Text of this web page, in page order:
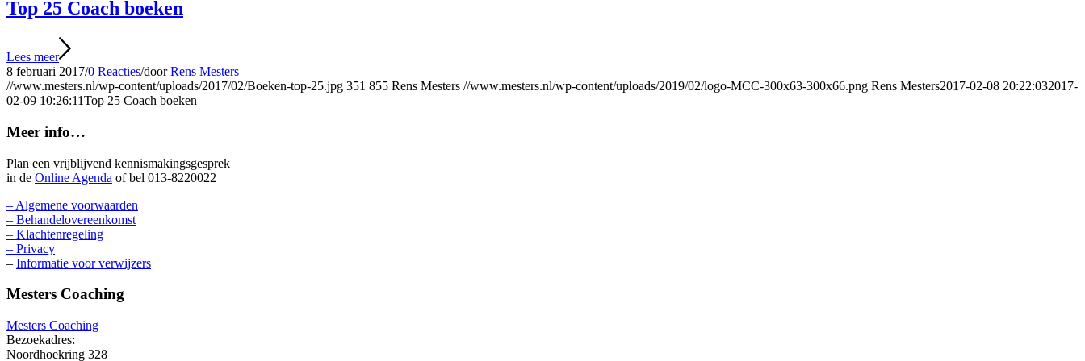
Top 25 Coach boeken
Lees meer
8 februari 2017/0 Reacties/doorRens Mesters
//www.mesters.nl/wp-content/uploads/2017/02/Boeken-top-25.jpg 351 855 Rens Mesters //www.mesters.nl/wp-content/uploads/2019/02/logo-MCC-300x63-300x66.png Rens Mesters2017-02-08 20:22:032017-
02-09 10:26:11Top 25 Coach boeken
Meer info…
Plan een vrijblijvend kennismakingsgesprek
in de Online Agenda of bel 013-8220022
– Algemene voorwaarden
– Behandelovereenkomst
– Klachtenregeling
– Privacy
– Informatie voor verwijzers
Mesters Coaching
Mesters Coaching
Bezoekadres:
Noordhoekring 328